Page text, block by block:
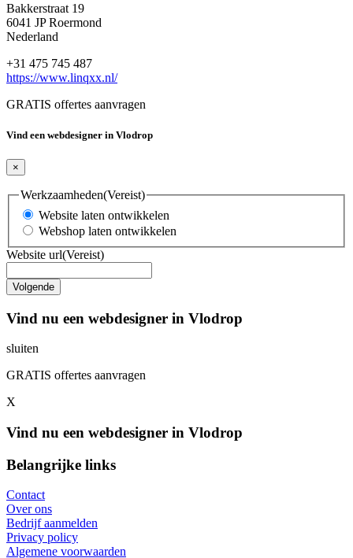
Bakkerstraat 19
6041 JP Roermond
Nederland
+31 475 745 487
https://www.linqxx.nl/
GRATIS offertes aanvragen
Vind een webdesigner in Vlodrop
×
Werkzaamheden(Vereist)
Website laten ontwikkelen
Webshop laten ontwikkelen
Website url(Vereist)
Vind nu een webdesigner in Vlodrop
sluiten
GRATIS offertes aanvragen
X
Vind nu een webdesigner in Vlodrop
Belangrijke links
Contact
Over ons
Bedrijf aanmelden
Privacy policy
Algemene voorwaarden